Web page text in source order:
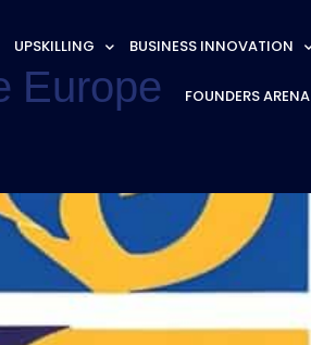
UPSKILLING BUSINESS INNOVATION
FOUNDERS ARENA
Europe